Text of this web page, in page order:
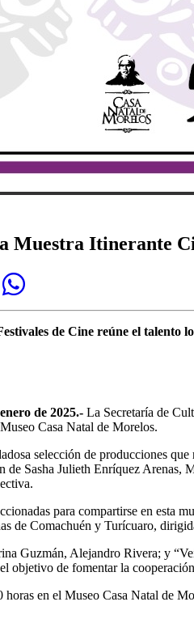
Muestra Itinerante
de Cine reúne el
de 2025.- La Secretaría de
Casa Natal de Morelos.
selección de producciones
de Sasha Julieth Enríquez
para compartirse en esta
de Comachuén y Turícuaro,
Guzmán, Alejandro Rivera; y
objetivo de fomentar la
horas en el Museo Casa Natal de